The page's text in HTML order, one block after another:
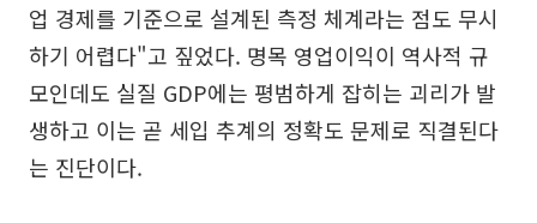
업 경제를 기준으로 설계된 측정 체계라는 점도 무시
하기 어렵다"고 짚었다. 명목 영업이익이 역사적 규
모인데도 실질 GDP에는 평범하게 잡히는 괴리가 발
생하고 이는 곧 세입 추계의 정확도 문제로 직결된다
는 진단이다.